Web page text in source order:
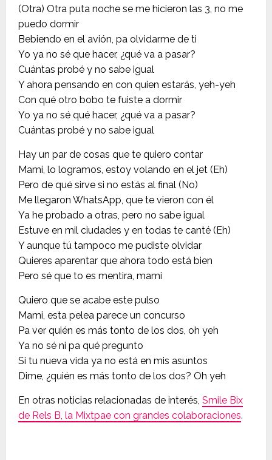
(Otra) Otra puta noche se me hicieron las 3, no me
puedo dormir
Bebiendo en el avión, pa olvidarme de ti
Yo ya no sé que hacer, ¿qué va a pasar?
Cuántas probé y no sabe igual
Y ahora pensando en con quien estarás, yeh-yeh
Con qué otro bobo te fuiste a dormir
Yo ya no sé qué hacer, ¿qué va a pasar?
Cuántas probé y no sabe igual
Hay un par de cosas que te quiero contar
Mami, lo logramos, estoy volando en el jet (Eh)
Pero de qué sirve si no estás al final (No)
Me llegaron WhatsApp, que te vieron con él
Ya he probado a otras, pero no sabe igual
Estuve en mil ciudades y en todas te canté (Eh)
Y aunque tú tampoco me pudiste olvidar
Quieres aparentar que ahora todo está bien
Pero sé que to es mentira, mami
Quiero que se acabe este pulso
Mami, esta pelea parece un concurso
Pa ver quién es más tonto de los dos, oh yeh
Ya no sé ni pa qué pregunto
Si tu nueva vida ya no está en mis asuntos
Dime, ¿quién es más tonto de los dos? Oh yeh
En otras noticias relacionadas de interés, Smile Bix
de Rels B, la Mixtpae con grandes colaboraciones.